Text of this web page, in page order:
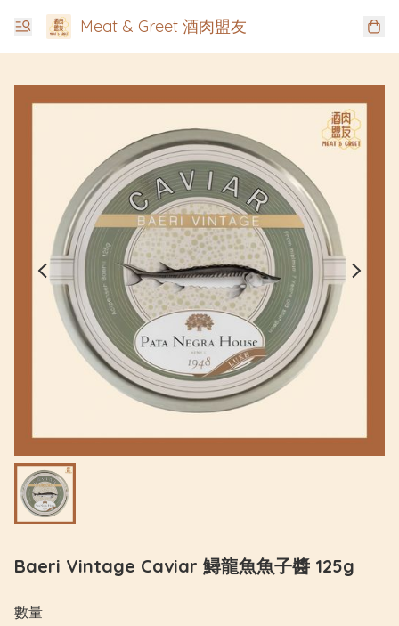
Meat & Greet 酒肉盟友
Baeri Vintage Caviar 鱘龍魚魚子醬 125g
數量